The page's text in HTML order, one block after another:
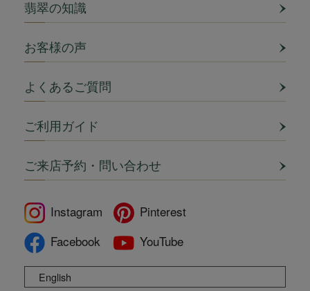
翡翠の知識
お客様の声
よくあるご質問
ご利用ガイド
ご来店予約・問い合わせ
Instagram
Pinterest
Facebook
YouTube
English